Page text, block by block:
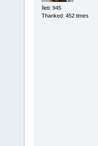
İleti: 945
Thanked: 452 times